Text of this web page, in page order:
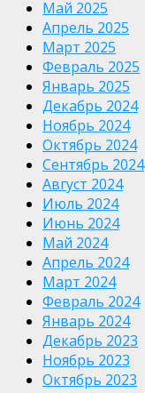
Май 2025
Апрель 2025
Март 2025
Февраль 2025
Январь 2025
Декабрь 2024
Ноябрь 2024
Октябрь 2024
Сентябрь 2024
Август 2024
Июль 2024
Июнь 2024
Май 2024
Апрель 2024
Март 2024
Февраль 2024
Январь 2024
Декабрь 2023
Ноябрь 2023
Октябрь 2023